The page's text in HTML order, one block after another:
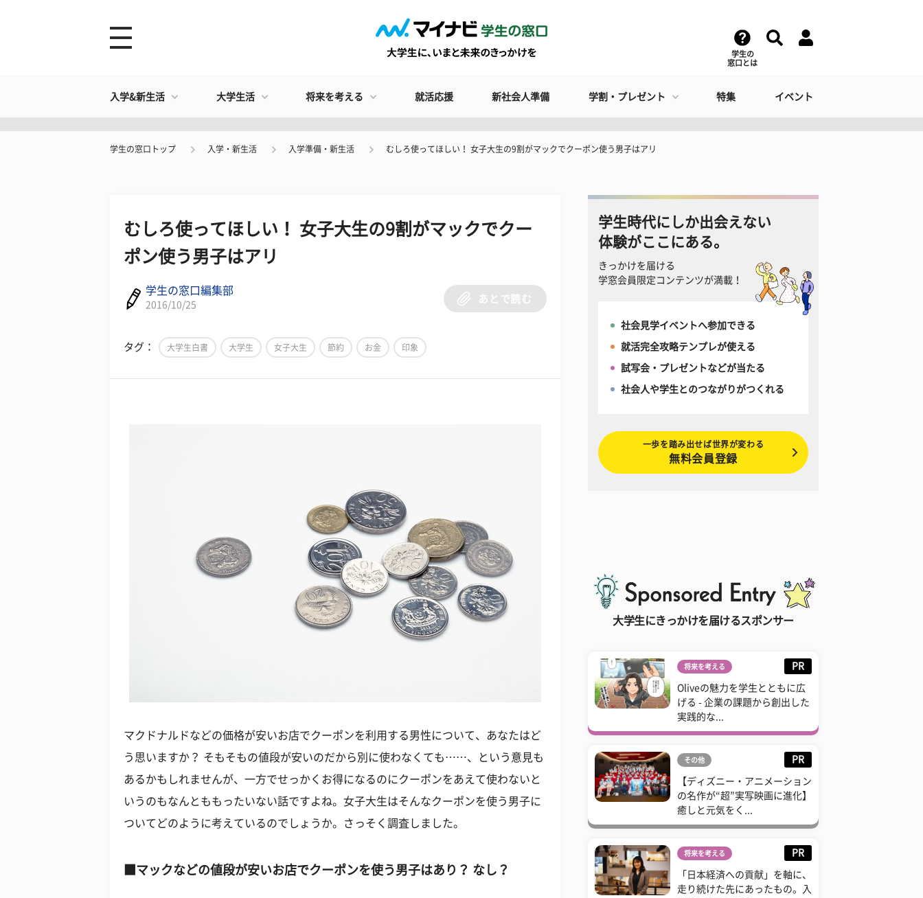
学生の
窓口とは
入学&新生活 大学生活 将来を考える 就活応援 新社会人準備 学割・プレゼント 特集 イベント
学生の窓口トップ 入学・新生活 入学準備・新生活 むしろ使ってほしい！ 女子大生の9割がマックでクーポン使う男子はアリ
むしろ使ってほしい！ 女子大生の9割がマックでクー
ポン使う男子はアリ
学生の窓口編集部
2016/10/25
あとで読む
タグ： 大学生白書 大学生 女子大生 節約 お金 印象
マクドナルドなどの価格が安いお店でクーポンを利用する男性について、あなたはど
う思いますか？ そもそもの値段が安いのだから別に使わなくても……、という意見も
あるかもしれませんが、一方でせっかくお得になるのにクーポンをあえて使わないと
いうのもなんとももったいない話ですよね。女子大生はそんなクーポンを使う男子に
ついてどのように考えているのでしょうか。さっそく調査しました。
■マックなどの値段が安いお店でクーポンを使う男子はあり？ なし？
学生時代にしか出会えない
体験がここにある。
きっかけを届ける
学窓会員限定コンテンツが満載！
社会見学イベントへ参加できる
就活完全攻略テンプレが使える
試写会・プレゼントなどが当たる
社会人や学生とのつながりがつくれる
一歩を踏み出せば世界が変わる
無料会員登録
大学生にきっかけを届けるスポンサー
将来を考える PR
Oliveの魅力を学生とともに広
げる - 企業の課題から創出した
実践的な...
その他 PR
【ディズニー・アニメーション
の名作が“超”実写映画に進化】
癒しと元気をく...
将来を考える PR
「日本経済への貢献」を軸に、
走り続けた先にあったもの。入